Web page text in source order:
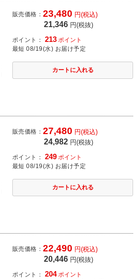
販売価格：23,480 円(税込)
21,346 円(税抜)
ポイント： 213 ポイント
最短 08/19(水) お届け予定
販売価格：27,480 円(税込)
24,982 円(税抜)
ポイント： 249 ポイント
最短 08/19(水) お届け予定
販売価格：22,490 円(税込)
20,446 円(税抜)
ポイント： 204 ポイント